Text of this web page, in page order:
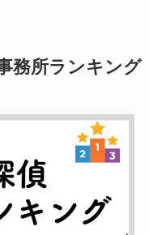
務所ランキング